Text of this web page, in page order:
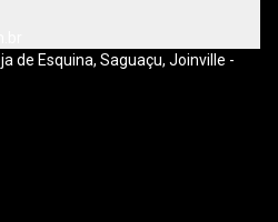
de Esquina, Saguaçu, Joinville -